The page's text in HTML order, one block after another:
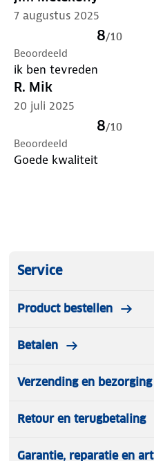
7 augustus 2025
8/10
Beoordeeld
ik ben tevreden
R. Mik
20 juli 2025
8/10
Beoordeeld
Goede kwaliteit
Service
Product bestellen
Betalen
Verzending en bezorging
Retour en terugbetaling
Garantie, reparatie en